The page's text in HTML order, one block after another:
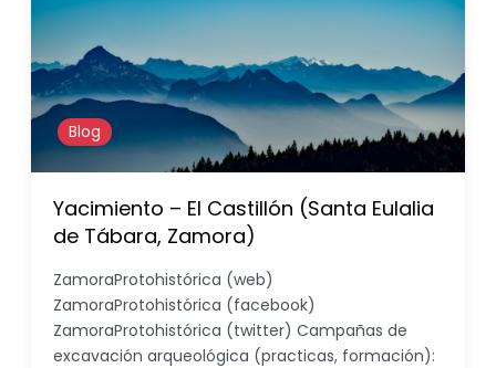
Blog
Yacimiento – El Castillón (Santa Eulalia
de Tábara, Zamora)
ZamoraProtohistórica (web)
ZamoraProtohistórica (facebook)
ZamoraProtohistórica (twitter) Campañas de
excavación arqueológica (practicas, formación):